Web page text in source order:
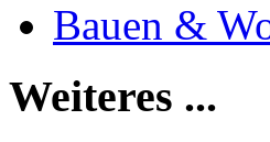
Bauen &
Weiteres ...